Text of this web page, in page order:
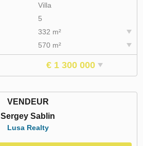
Villa
5
332 m²
570 m²
€ 1 300 000
VENDEUR
Sergey Sablin
Lusa Realty